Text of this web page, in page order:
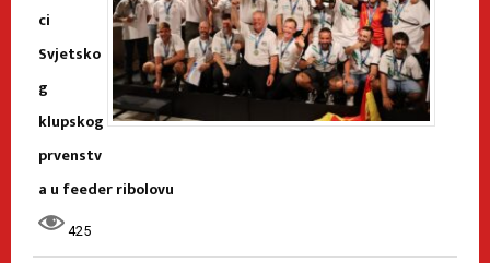
ci
Svjetsko
g
klupskog
prvenstv
a u feeder ribolovu
425